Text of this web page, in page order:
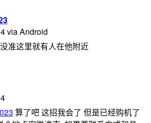
via Android
准这里就有人在他附近
算了吧 这招我会了 但是已经购机了